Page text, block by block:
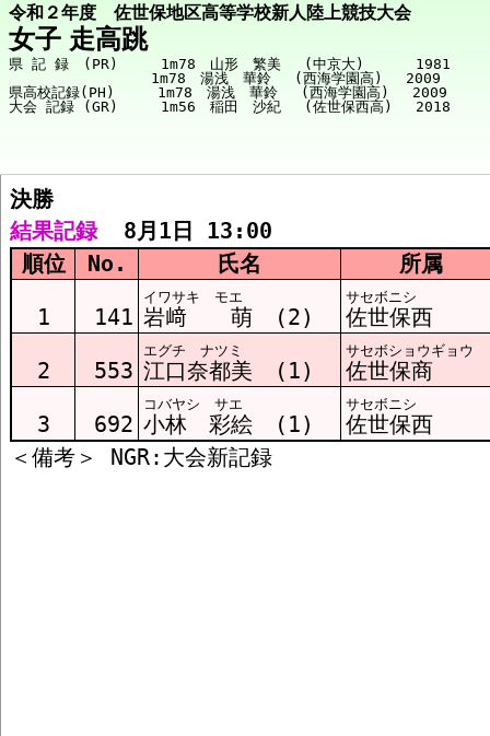
令和２年度 佐世保地区高等学校新人陸上競技大会
女子 走高跳
県 記 録　(PR)　　　1m78　山形　繁美　 (中京大)　　　 1981
1m78　湯浅　華鈴　 (西海学園高)　 2009
県高校記録(PH)　　　1m78　湯浅　華鈴　 (西海学園高)　 2009
大会 記録 (GR)　　　1m56　稲田　沙紀　 (佐世保西高)　 2018
競技メニューへ
決勝 結果
決勝
結果記録
  8月1日 13:00
順位
No. 氏名 所属
1 141
イワサキ モエ
岩﨑 萌 (2)
サセボニシ
佐世保西
2 553
エグチ ナツミ
江口奈都美 (1)
サセボショウギョウ
佐世保商
3 692
コバヤシ サエ
小林 彩絵 (1)
サセボニシ
佐世保西